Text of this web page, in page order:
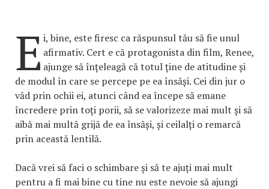
E i, bine, este firesc ca răspunsul tău să fie unul
afirmativ. Cert e că protagonista din film, Renee,
ajunge să înțeleagă că totul ține de atitudine și
de modul în care se percepe pe ea însăși. Cei din jur o
văd prin ochii ei, atunci când ea începe să emane
încredere prin toți porii, să se valorizeze mai mult și să
aibă mai multă grijă de ea însăși, și ceilalți o remarcă
prin această lentilă.
Dacă vrei să faci o schimbare și să te ajuți mai mult
pentru a fi mai bine cu tine nu este nevoie să ajungi